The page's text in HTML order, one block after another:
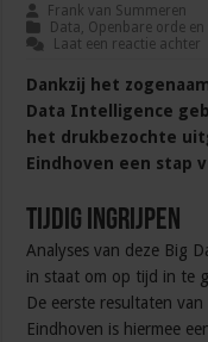
Frank van Summeren
Data, Openbare orde en
Laat een reactie achter
Dankzij het
Data Intelligence
het drukbezochte
Eindhoven een stap
Tijdig ingrijpen
Analyses van deze Big
in staat om op tijd in te
De eerste resultaten
Eindhoven is hiermee